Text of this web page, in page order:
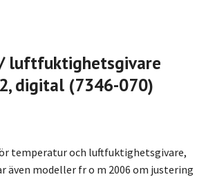
luftfuktighetsgivare
digital (7346-070)
temperatur och luftfuktighetsgivare,
även modeller fr o m 2006 om justering